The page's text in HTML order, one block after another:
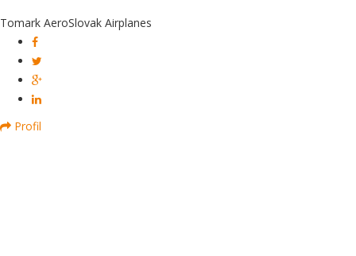
Tomark AeroSlovak Airplanes
Profil